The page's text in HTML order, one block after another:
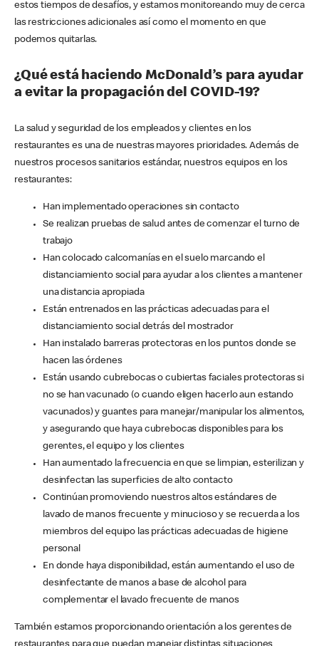
estos tiempos de desafíos, y estamos monitoreando muy de cerca
las restricciones adicionales así como el momento en que
podemos quitarlas.
¿Qué está haciendo McDonald’s para ayudar
a evitar la propagación del COVID-19?
La salud y seguridad de los empleados y clientes en los
restaurantes es una de nuestras mayores prioridades. Además de
nuestros procesos sanitarios estándar, nuestros equipos en los
restaurantes:
Han implementado operaciones sin contacto
Se realizan pruebas de salud antes de comenzar el turno de
trabajo
Han colocado calcomanías en el suelo marcando el
distanciamiento social para ayudar a los clientes a mantener
una distancia apropiada
Están entrenados en las prácticas adecuadas para el
distanciamiento social detrás del mostrador
Han instalado barreras protectoras en los puntos donde se
hacen las órdenes
Están usando cubrebocas o cubiertas faciales protectoras si
no se han vacunado (o cuando eligen hacerlo aun estando
vacunados) y guantes para manejar/manipular los alimentos,
y asegurando que haya cubrebocas disponibles para los
gerentes, el equipo y los clientes
Han aumentado la frecuencia en que se limpian, esterilizan y
desinfectan las superficies de alto contacto
Continúan promoviendo nuestros altos estándares de
lavado de manos frecuente y minucioso y se recuerda a los
miembros del equipo las prácticas adecuadas de higiene
personal
En donde haya disponibilidad, están aumentando el uso de
desinfectante de manos a base de alcohol para
complementar el lavado frecuente de manos
También estamos proporcionando orientación a los gerentes de